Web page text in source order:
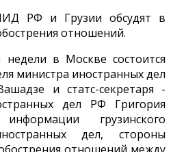
РФ и Грузии обсудят в
отношений.
в Москве состоится
министра иностранных дел
и статс-секретаря -
дел РФ Григория
грузинского
дел, стороны